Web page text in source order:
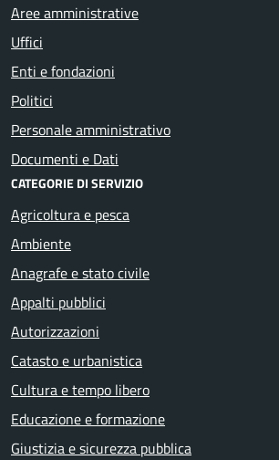
Aree amministrative
Uffici
Enti e fondazioni
Politici
Personale amministrativo
Documenti e Dati
CATEGORIE DI SERVIZIO
Agricoltura e pesca
Ambiente
Anagrafe e stato civile
Appalti pubblici
Autorizzazioni
Catasto e urbanistica
Cultura e tempo libero
Educazione e formazione
Giustizia e sicurezza pubblica